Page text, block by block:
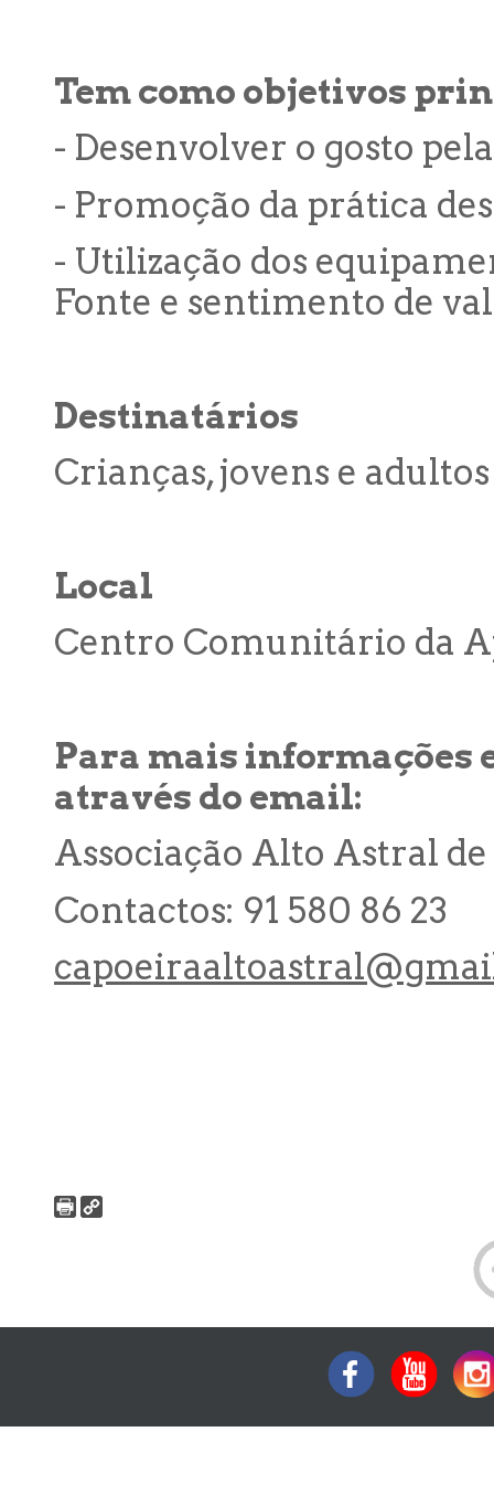
Tem como objetivos
- Desenvolver o gosto
- Promoção da prática
- Utilização dos
Fonte e sentimento de
Destinatários
Crianças, jovens e
Local
Centro Comunitário da
Para mais informações
através do email:
Associação Alto Astral
Contactos: 91 580 86 23